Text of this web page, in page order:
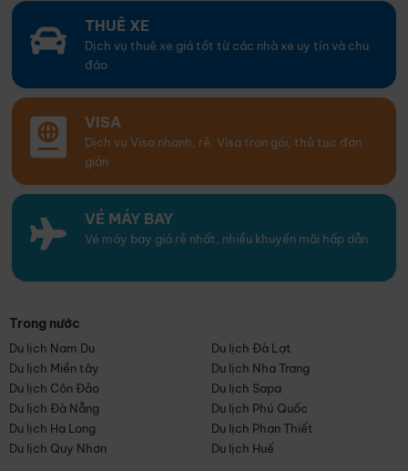
THUÊ XE
Dịch vụ thuê xe giá tốt từ các nhà xe uy tín và chu
đáo
VISA
Dịch vụ Visa nhanh, rẻ. Visa trọn gói, thủ tục đơn
giản
VÉ MÁY BAY
Vé máy bay giá rẻ nhất, nhiều khuyến mãi hấp dẫn
Trong nước
Du lịch Nam Du
Du lịch Đà Lạt
Du lịch Miền tây
Du lịch Nha Trang
Du lịch Côn Đảo
Du lịch Sapa
Du lịch Đà Nẵng
Du lịch Phú Quốc
Du lịch Hạ Long
Du lịch Phan Thiết
Du lịch Quy Nhơn
Du lịch Huế